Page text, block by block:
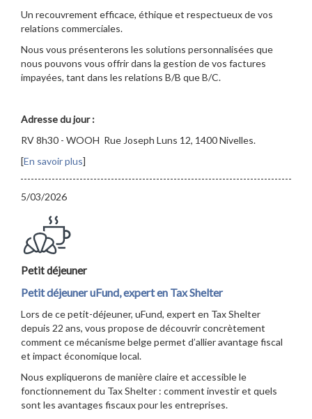
Un recouvrement efficace, éthique et respectueux de vos
relations commerciales.
Nous vous présenterons les solutions personnalisées que
nous pouvons vous offrir dans la gestion de vos factures
impayées, tant dans les relations B/B que B/C.
Adresse du jour :
RV 8h30 - WOOH Rue Joseph Luns 12, 1400 Nivelles.
[En savoir plus]
5/03/2026
Petit déjeuner
Petit déjeuner uFund, expert en Tax Shelter
Lors de ce petit-déjeuner, uFund, expert en Tax Shelter
depuis 22 ans, vous propose de découvrir concrètement
comment ce mécanisme belge permet d’allier avantage fiscal
et impact économique local.
Nous expliquerons de manière claire et accessible le
fonctionnement du Tax Shelter : comment investir et quels
sont les avantages fiscaux pour les entreprises.